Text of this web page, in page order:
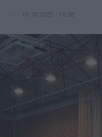
16/10/2025 - 18:38